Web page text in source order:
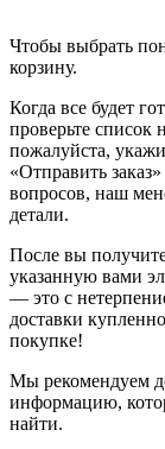
Чтобы выбрать
корзину.
Когда все будет
проверьте список
пожалуйста,
«Отправить
вопросов, наш
детали.
После вы
указанную вами
— это с
доставки
покупке!
Мы рекомендуем
информацию,
найти.